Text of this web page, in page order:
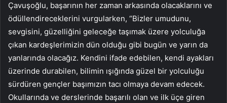
Çavuşoğlu, başarının her zaman arkasında olacaklarını ve
ödüllendireceklerini vurgularken, “Bizler umudunu,
sevgisini, güzelliğini geleceğe taşımak üzere yolculuğa
çıkan kardeşlerimizin dün olduğu gibi bugün ve yarın da
yanlarında olacağız. Kendini ifade edebilen, kendi ayakları
üzerinde durabilen, bilimin ışığında güzel bir yolculuğu
sürdüren gençler başımızın tacı olmaya devam edecek.
Okullarında ve derslerinde başarılı olan ve ilk üçe giren